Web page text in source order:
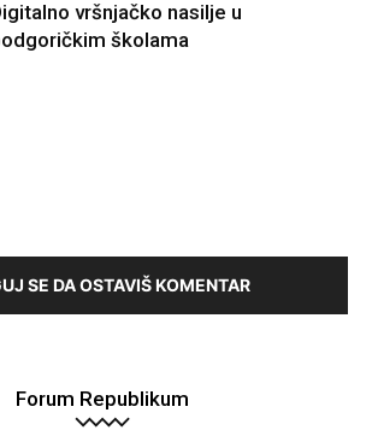
vršnjačko nasilje u
školama
SE DA OSTAVIŠ KOMENTAR
Forum Republikum